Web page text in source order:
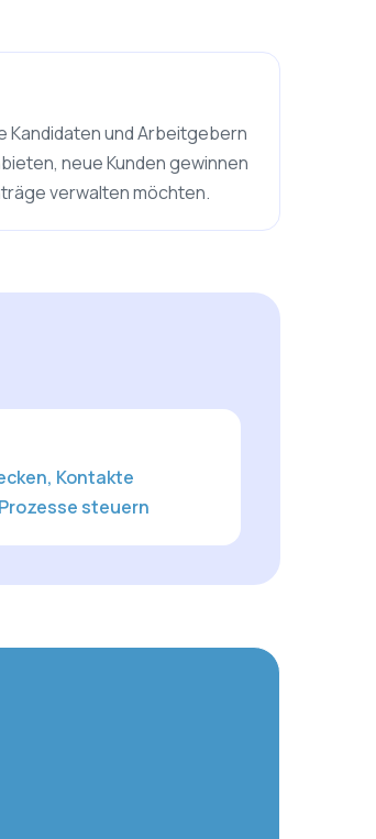
Kandidaten und Arbeitgebern
neue Kunden gewinnen
verwalten möchten.
Kontakte
steuern